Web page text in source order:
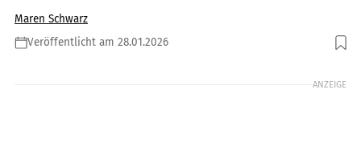
Maren Schwarz
Veröffentlicht am 28.01.2026
Foto: gettyimages/Westend61
ANZEIGE